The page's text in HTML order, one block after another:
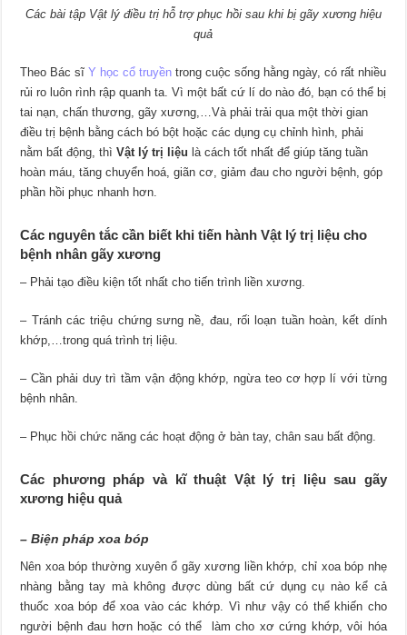
Các bài tập Vật lý điều trị hỗ trợ phục hồi sau khi bị gãy xương hiệu
quả
Theo Bác sĩY học cổ truyền trong cuộc sống hằng ngày, có rất nhiều
rủi ro luôn rình rập quanh ta. Vì một bất cứ lí do nào đó, bạn có thể bị
tai nạn, chấn thương, gãy xương,…Và phải trải qua một thời gian
điều trị bệnh bằng cách bó bột hoặc các dụng cụ chỉnh hình, phải
nằm bất động, thìVật lý trị liệu là cách tốt nhất để giúp tăng tuần
hoàn máu, tăng chuyển hoá, giãn cơ, giảm đau cho người bệnh, góp
phần hồi phục nhanh hơn.
Các nguyên tắc cần biết khi tiến hành Vật lý trị liệu cho
bệnh nhân gãy xương
– Phải tạo điều kiện tốt nhất cho tiến trình liền xương.
– Tránh các triệu chứng sưng nề, đau, rối loạn tuần hoàn, kết dính
khớp,…trong quá trình trị liệu.
– Cần phải duy trì tầm vận động khớp, ngừa teo cơ hợp lí với từng
bệnh nhân.
– Phục hồi chức năng các hoạt động ở bàn tay, chân sau bất động.
Các phương pháp và kĩ thuật Vật lý trị liệu sau gãy
xương hiệu quả
– Biện pháp xoa bóp
Nên xoa bóp thường xuyên ổ gãy xương liền khớp, chỉ xoa bóp nhẹ
nhàng bằng tay mà không được dùng bất cứ dụng cụ nào kể cả
thuốc xoa bóp để xoa vào các khớp. Vì như vậy có thể khiến cho
người bệnh đau hơn hoặc có thể làm cho xơ cứng khớp, vôi hóa